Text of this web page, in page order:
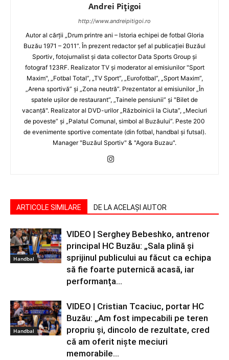
Andrei Pițigoi
http://www.andreipitigoi.ro
Autor al cărţii „Drum printre ani – Istoria echipei de fotbal Gloria
Buzău 1971 – 2011”. În prezent redactor şef al publicaţiei Buzăul
Sportiv, fotojurnalist şi data collector Data Sports Group şi
fotograf 123RF. Realizator TV şi moderator al emisiunilor "Sport
Maxim", „Fotbal Total”, „TV Sport”, „Eurofotbal”, „Sport Maxim”,
„Arena sportivă” şi „Zona neutră”. Prezentator al emisiunilor „În
spatele uşilor de restaurant”, „Tainele pensiunii” şi "Bilet de
vacanţă". Realizator al DVD-urilor „Războinicii la Ciuta”, „Meciuri
de poveste” şi „Palatul Comunal, simbol al Buzăului”. Peste 200
de evenimente sportive comentate (din fotbal, handbal şi futsal).
Manager "Buzăul Sportiv" & "Agora Buzau".
ARTICOLE SIMILARE DE LA ACELAȘI AUTOR
Handbal
VIDEO | Serghey Bebeshko, antrenor
principal HC Buzău: „Sala plină și
sprijinul publicului au făcut ca echipa
să fie foarte puternică acasă, iar
performanța...
Handbal
VIDEO | Cristian Tcaciuc, portar HC
Buzău: „Am fost impecabili pe teren
propriu și, dincolo de rezultate, cred
că am oferit niște meciuri
memorabile...